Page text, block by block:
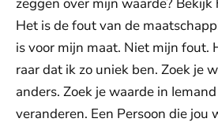
Het is de fout van de
is voor mijn maat. Niet mijn fout.
raar dat ik zo uniek ben. Zoek je
anders. Zoek je waarde in
veranderen. Een Persoon die jou